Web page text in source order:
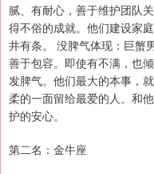
腻、有耐心，善于维护团队
得不俗的成就。他们建设家
井有条。 没脾气体现：巨蟹
善于包容。即使有不满，也
发脾气。他们最大的本事，
柔的一面留给最爱的人。和
护的安心。
第二名：金牛座